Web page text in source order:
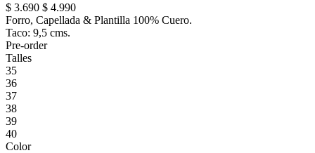
$ 3.690 $ 4.990
Forro, Capellada & Plantilla 100% Cuero.
Taco: 9,5 cms.
Pre-order
Talles
35
36
37
38
39
40
Color